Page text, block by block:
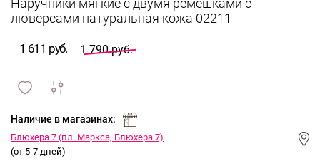
1 611 руб. 1 790 руб.
и
Наличие в магазинах:
Блюхера 7 (пл. Маркса, Блюхера 7)
(от 5-7 дней)